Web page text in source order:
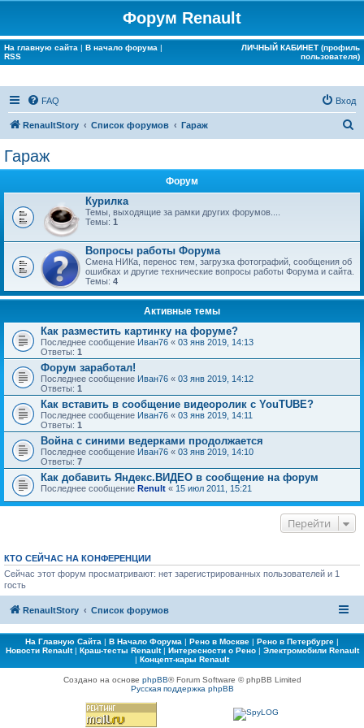
Форум Renault
На главную сайта | В начало форума |
RSS
ЛИЧНЫЙ КАБИНЕТ (профиль
пользователя)
FAQ Вход
RenaultStory Список форумов Гараж
Гараж
Форум
Курилка
Темы, выходящие за рамки других форумов....
Темы: 1
Вопросы работы Форума
Смена НИКа, перенос тем, загрузка фотографий, сообщения об
ошибках и другие технические вопросы работы Форума и сайта.
Темы: 4
Активные темы
Как разместить картинку на форуме?
Последнее сообщение Иван76 « 03 янв 2019, 14:13
Ответы: 1
Форум заработал!
Последнее сообщение Иван76 « 03 янв 2019, 14:12
Ответы: 1
Как вставить в сообщение видеоролик с YouTUBE?
Последнее сообщение Иван76 « 03 янв 2019, 14:11
Ответы: 1
Война с синими ведерками продолжается
Последнее сообщение Иван76 « 03 янв 2019, 14:10
Ответы: 7
Как добавить Яндекс.ВИДЕО в сообщение на форум
Последнее сообщение Renult « 15 июл 2011, 15:21
Перейти
КТО СЕЙЧАС НА КОНФЕРЕНЦИИ
Сейчас этот форум просматривают: нет зарегистрированных пользователей и 1
гость
RenaultStory Список форумов
На Главную Сайта | В Начало Форума | Рено в Москве | Рено в Петербурге |
Новости Renault| Краш-тесты Renault| Интересности о Рено| Электромобили Renault
| Концепт-кары Renault
Создано на основе phpBB® Forum Software © phpBB Limited
Русская поддержка phpBB